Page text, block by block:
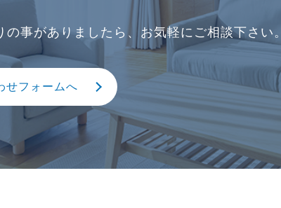
事がありましたら、お気軽にご相談下さい。
せフォームへ